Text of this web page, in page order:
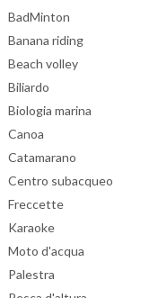
BadMinton
Banana riding
Beach volley
Biliardo
Biologia marina
Canoa
Catamarano
Centro subacqueo
Freccette
Karaoke
Moto d'acqua
Palestra